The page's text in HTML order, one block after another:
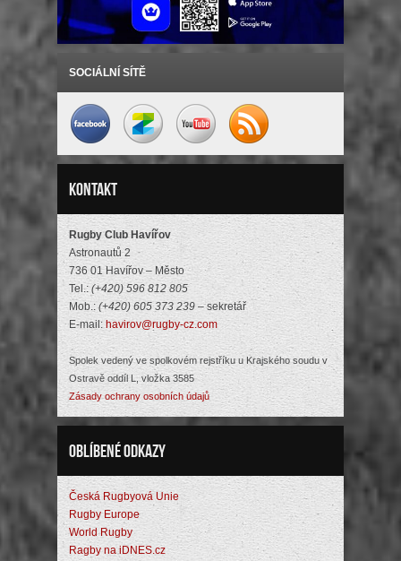
SOCIÁLNÍ SÍTĚ
Kontakt
Rugby Club Havířov
Astronautů 2
736 01 Havířov – Město
Tel.:(+420) 596 812 805
Mob.: (+420) 605 373 239 – sekretář
E-mail: havirov@rugby-cz.com
Spolek vedený ve spolkovém rejstříku u Krajského soudu v
Ostravě oddíl L, vložka 3585
Zásady ochrany osobních údajů
Oblíbené odkazy
Česká Rugbyová Unie
Rugby Europe
World Rugby
Ragby na iDNES.cz